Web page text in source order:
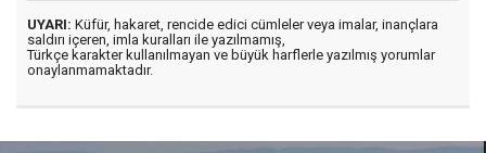
UYARI: Küfür, hakaret, rencide edici cümleler veya imalar, inançlara
saldırı içeren, imla kuralları ile yazılmamış,
Türkçe karakter kullanılmayan ve büyük harflerle yazılmış yorumlar
onaylanmamaktadır.